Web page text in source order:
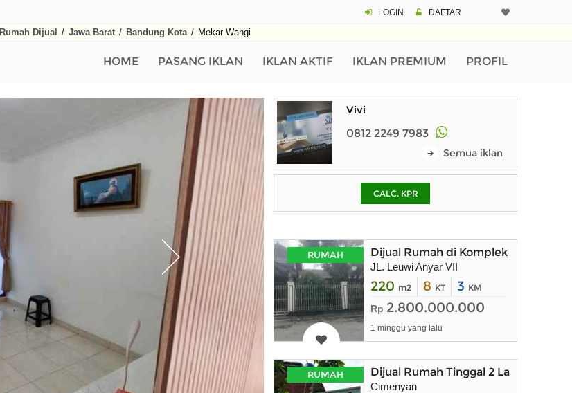
LOGIN DAFTAR
Rumah Dijual / Jawa Barat / Bandung Kota / Mekar Wangi
HOME PASANG IKLAN IKLAN AKTIF IKLAN PREMIUM PROFILPinjaman (PIN)
pada kotak-
Vivi
0812 2249 7983
Semua iklan
CALC. KPR
RUMAH Dijual Rumah di Komplek Leuwi
JL. Leuwi Anyar VII
220 m2 8 KT 3 KM
Rp 2.800.000.000
1 minggu yang lalu
RUMAH Dijual Rumah Tinggal 2 Lantai
Cimenyan